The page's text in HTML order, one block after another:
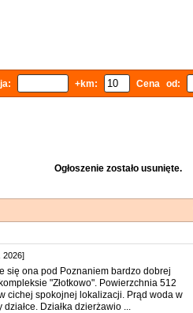
+km: Cena od:
Ogłoszenie zostało usunięte.
2026]
się ona pod Poznaniem bardzo dobrej
"Złotkowo". Powierzchnia 512
cichej spokojnej lokalizacji. Prąd woda w
Działka dzierżawio ...